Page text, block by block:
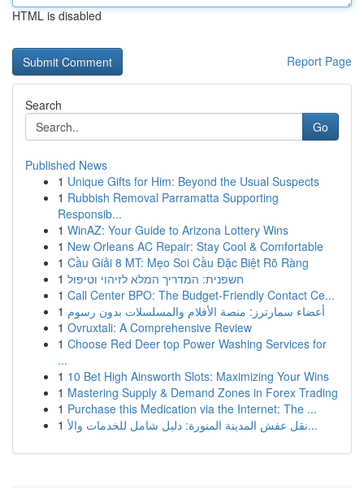
HTML is disabled
Report Page
Search
Go
Published News
1 Unique Gifts for Him: Beyond the Usual Suspects
1 Rubbish Removal Parramatta Supporting
Responsib...
1 WinAZ: Your Guide to Arizona Lottery Wins
1 New Orleans AC Repair: Stay Cool & Comfortable
1 Cầu Giải 8 MT: Mẹo Soi Cầu Đặc Biệt Rõ Ràng
1 חשפנית: המדריך המלא לזיהוי וטיפול
1 Call Center BPO: The Budget-Friendly Contact Ce...
1 أعضاء سمارترز: منصة الأفلام والمسلسلات بدون رسوم
1 Ovruxtali: A Comprehensive Review
1 Choose Red Deer top Power Washing Services for
...
1 10 Bet High Ainsworth Slots: Maximizing Your Wins
1 Mastering Supply & Demand Zones in Forex Trading
1 Purchase this Medication via the Internet: The ...
1
نقل عفش المدينة المنورة: دليل شامل للخدمات والأ...